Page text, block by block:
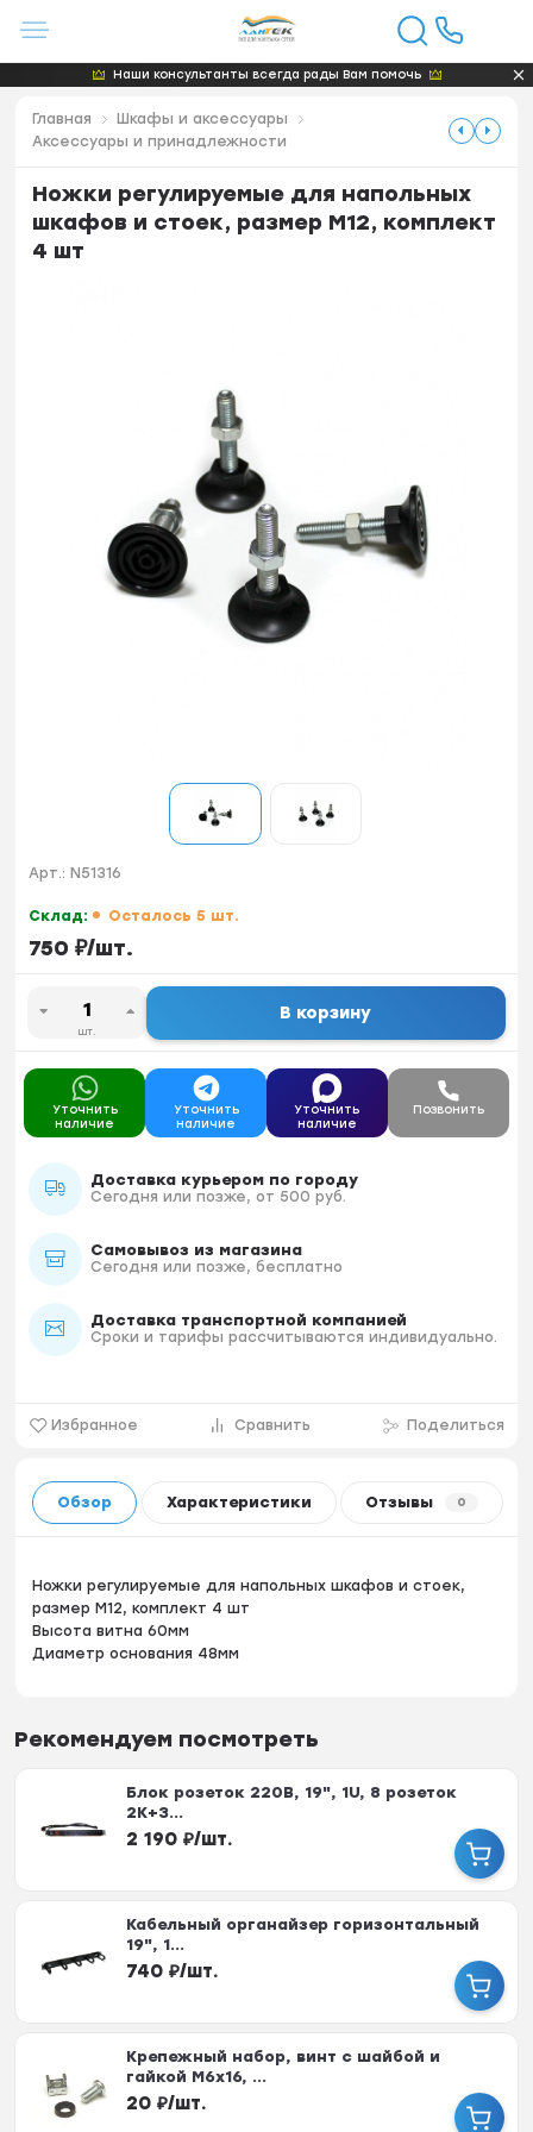
Наши консультанты всегда рады Вам помочь
Главная
Шкафы и аксессуары
Аксессуары и принадлежности
Ножки регулируемые для напольных
шкафов и стоек, размер М12, комплект
4 шт
Арт.: N51316
Склад: Осталось 5 шт.
750 ₽/шт.
шт.
В корзину
Уточнить
наличие
Уточнить
наличие
Уточнить
наличие
Позвонить
Доставка курьером по городу
Сегодня или позже, от 500 руб.
Самовывоз из магазина
Сегодня или позже, бесплатно
Доставка транспортной компанией
Сроки и тарифы рассчитываются индивидуально.
Избранное Сравнить Поделиться
Обзор Характеристики Отзывы 0
Ножки регулируемые для напольных шкафов и стоек,
размер М12, комплект 4 шт
Высота витна 60мм
Диаметр основания 48мм
Рекомендуем посмотреть
Блок розеток 220В, 19", 1U, 8 розеток
2К+З...
2 190 ₽/шт.
Кабельный органайзер горизонтальный
19", 1...
740 ₽/шт.
Крепежный набор, винт с шайбой и
гайкой M6x16, ...
20 ₽/шт.